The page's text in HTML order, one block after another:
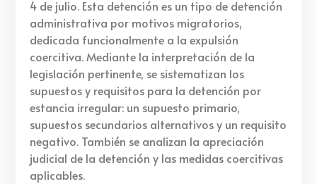
4 de julio. Esta detención es un tipo de detención
administrativa por motivos migratorios,
dedicada funcionalmente a la expulsión
coercitiva. Mediante la interpretación de la
legislación pertinente, se sistematizan los
supuestos y requisitos para la detención por
estancia irregular: un supuesto primario,
supuestos secundarios alternativos y un requisito
negativo. También se analizan la apreciación
judicial de la detención y las medidas coercitivas
aplicables.